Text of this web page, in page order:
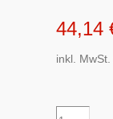
44,14
inkl. MwSt.